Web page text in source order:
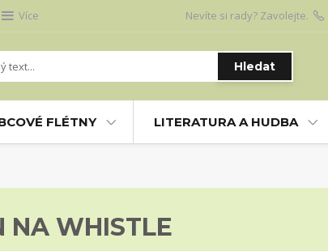
Více
Hledat
Nevíte si rady? Zavolejte.
FLÉTNY LITERATURA A HUDBA
NA WHISTLE